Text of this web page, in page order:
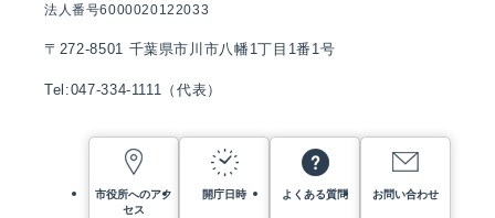
法人番号6000020122033
〒272-8501 千葉県市川市八幡1丁目1番1号
Tel:047-334-1111（代表）
市役所へのアク
セス
開庁日時 よくある質問 お問い合わせ